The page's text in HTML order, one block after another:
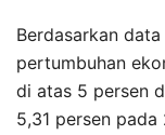
Berdasarkan
pertumbuhan
di atas 5 persen
5,31 persen